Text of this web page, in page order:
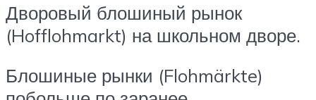
Дворовый блошиный рынок
(Hofflohmarkt) на школьном дворе.
Блошиные рынки (Flohmärkte)